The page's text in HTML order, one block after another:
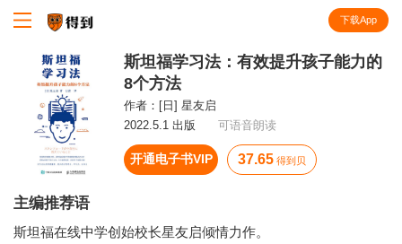
下载App
斯坦福学习法：有效提升孩子能力的
8个方法
作者： [日] 星友启
2022.5.1 出版
可语音朗读
开通电子书VIP 37.65 得到贝
主编推荐语
斯坦福在线中学创始校长星友启倾情力作。